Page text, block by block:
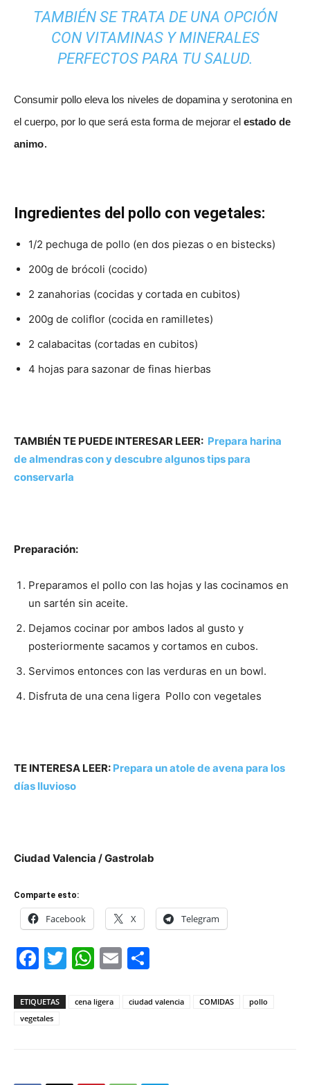
TAMBIÉN SE TRATA DE UNA OPCIÓN
CON VITAMINAS Y MINERALES
PERFECTOS PARA TU SALUD.
Consumir pollo eleva los niveles de dopamina y serotonina en
el cuerpo, por lo que será esta forma de mejorar el estado de
animo.
Ingredientes del pollo con vegetales:
1/2 pechuga de pollo (en dos piezas o en bistecks)
200g de brócoli (cocido)
2 zanahorias (cocidas y cortada en cubitos)
200g de coliflor (cocida en ramilletes)
2 calabacitas (cortadas en cubitos)
4 hojas para sazonar de finas hierbas
TAMBIÉN TE PUEDE INTERESAR LEER: Prepara harina
de almendras con y descubre algunos tips para
conservarla
Preparación:
Preparamos el pollo con las hojas y las cocinamos en
un sartén sin aceite.
Dejamos cocinar por ambos lados al gusto y
posteriormente sacamos y cortamos en cubos.
Servimos entonces con las verduras en un bowl.
Disfruta de una cena ligera Pollo con vegetales
TE INTERESA LEER: Prepara un atole de avena para los
días lluvioso
Ciudad Valencia / Gastrolab
Comparte esto:
Facebook X Telegram
Facebook
Twitter
WhatsApp
Email
ETIQUETAS cena ligera ciudad valencia COMIDAS
pollo
vegetales